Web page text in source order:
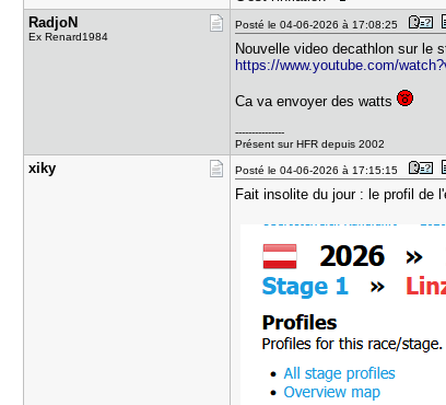
RadjoN
Ex Renard1984
Posté le 04-06-2026 à 17:08:25
Nouvelle video decathlon sur le
https://www.youtube.com/
Ca va envoyer des watts
---------------
Présent sur HFR depuis 2002
xiky Posté le 04-06-2026 à 17:15:15
Fait insolite du jour : le profil de